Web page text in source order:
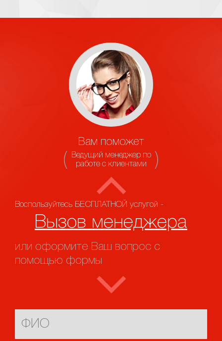
Вам поможет
Ведущий менеджер по
работе с клиентами
Воспользуйтесь БЕСПЛАТНОЙ услугой -
Вызов менеджера
или оформите Ваш вопрос с
помощью формы